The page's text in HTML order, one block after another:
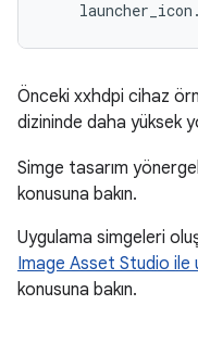
Önceki xxhdpi cihaz
dizininde daha yüksek
Simge tasarım
konusuna bakın.
Uygulama simgeleri
Image Asset Studio ile
konusuna bakın.